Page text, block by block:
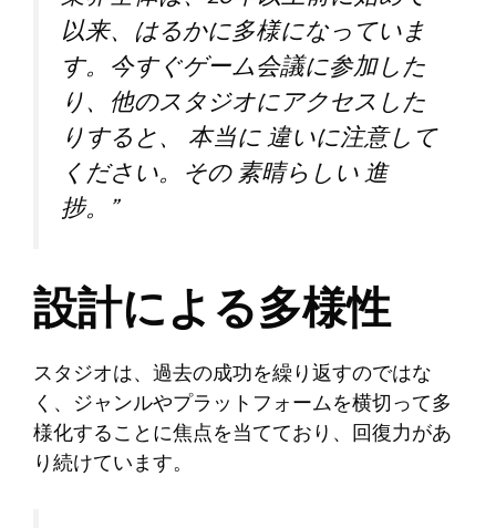
以来、はるかに多様になっていま
す。今すぐゲーム会議に参加した
り、他のスタジオにアクセスした
りすると、 本当に違いに注意して
ください。その素晴らしい進
捗。”
設計による多様性
スタジオは、過去の成功を繰り返すのではな
く、ジャンルやプラットフォームを横切って多
様化することに焦点を当てており、回復力があ
り続けています。